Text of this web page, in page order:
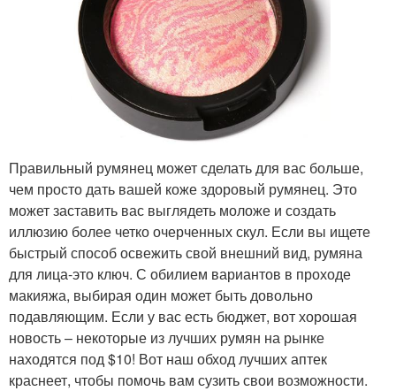
Правильный румянец может сделать для вас больше,
чем просто дать вашей коже здоровый румянец. Это
может заставить вас выглядеть моложе и создать
иллюзию более четко очерченных скул. Если вы ищете
быстрый способ освежить свой внешний вид, румяна
для лица-это ключ. С обилием вариантов в проходе
макияжа, выбирая один может быть довольно
подавляющим. Если у вас есть бюджет, вот хорошая
новость – некоторые из лучших румян на рынке
находятся под $10! Вот наш обход лучших аптек
краснеет, чтобы помочь вам сузить свои возможности.